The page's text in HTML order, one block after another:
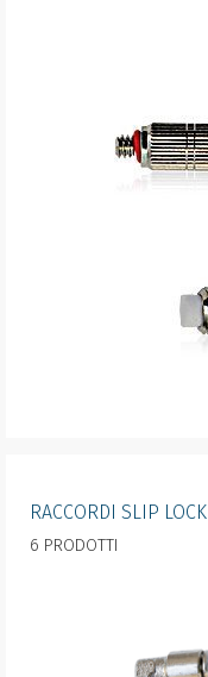
RACCORDI SLIP LOCK
6 PRODOTTI